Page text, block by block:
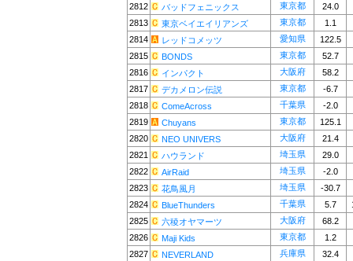
2812
バッドフェニックス 東京都
24.0
2813
東京ベイエイリアンズ 東京都
1.1
2814
レッドコメッツ 愛知県
122.5
2815
BONDS 東京都
52.7
2816
インパクト 大阪府
58.2
2817
デカメロン伝説 東京都
-6.7
2818
ComeAcross 千葉県
-2.0
2819
Chuyans 東京都
125.1
2820
NEO UNIVERS 大阪府
21.4
2821
ハウランド 埼玉県
29.0
2822
AirRaid 埼玉県
-2.0
2823
花鳥風月 埼玉県
-30.7
2824
BlueThunders 千葉県 5.7
2825
六稜オヤマーツ 大阪府
68.2
2826
Maji Kids 東京都
1.2
2827
NEVERLAND 兵庫県
32.4